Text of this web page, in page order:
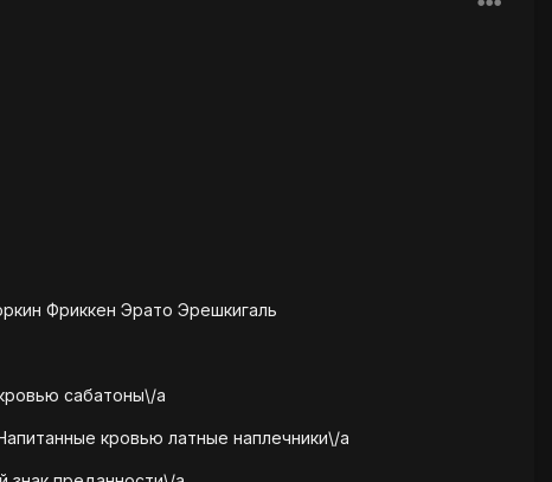
Фриккен Эрато Эрешкигаль
сабатоны\/a
кровью латные наплечники\/a